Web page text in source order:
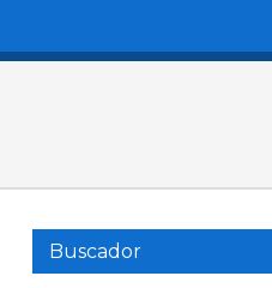
Buscador